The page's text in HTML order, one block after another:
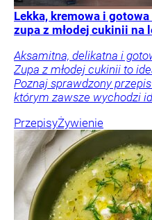
Lekka, kremowa i
zupa z młodej cukinii na
Aksamitna, delikatna i
Zupa z młodej cukinii to
Poznaj sprawdzony
którym zawsze wychodzi
PrzepisyŻywienie